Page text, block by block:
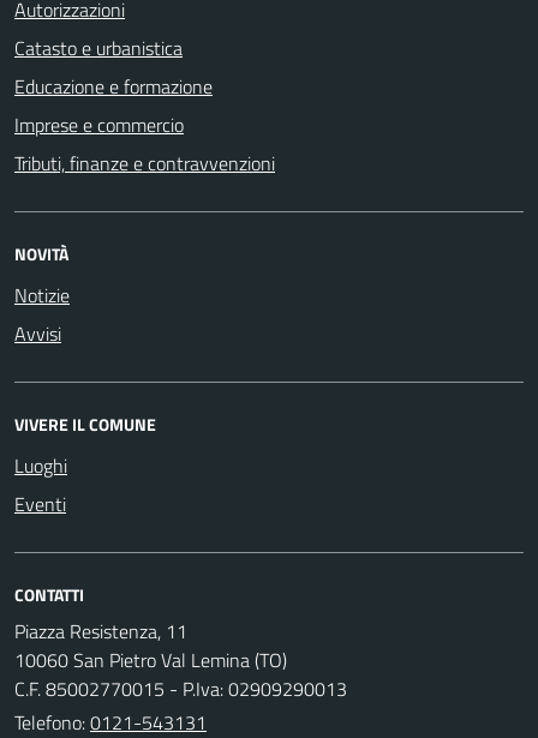
Autorizzazioni
Catasto e urbanistica
Educazione e formazione
Imprese e commercio
Tributi, finanze e contravvenzioni
NOVITÀ
Notizie
Avvisi
VIVERE IL COMUNE
Luoghi
Eventi
CONTATTI
Piazza Resistenza, 11
10060 San Pietro Val Lemina (TO)
C.F. 85002770015 - P.Iva: 02909290013
Telefono:0121-543131